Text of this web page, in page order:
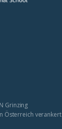
Grinzing
Österreich verankert